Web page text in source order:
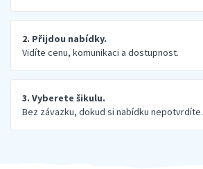
2. Přijdou nabídky.
Vidíte cenu, komunikaci a dostupnost.
3. Vyberete šikulu.
Bez závazku, dokud si nabídku nepotvrdíte.